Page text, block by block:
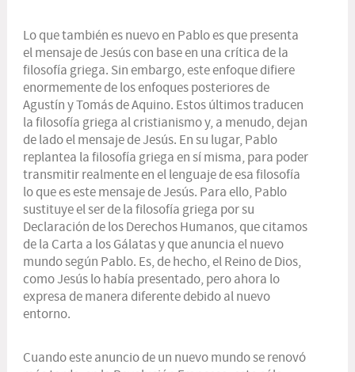
Lo que también es nuevo en Pablo es que presenta
el mensaje de Jesús con base en una crítica de la
filosofía griega. Sin embargo, este enfoque difiere
enormemente de los enfoques posteriores de
Agustín y Tomás de Aquino. Estos últimos traducen
la filosofía griega al cristianismo y, a menudo, dejan
de lado el mensaje de Jesús. En su lugar, Pablo
replantea la filosofía griega en sí misma, para poder
transmitir realmente en el lenguaje de esa filosofía
lo que es este mensaje de Jesús. Para ello, Pablo
sustituye el ser de la filosofía griega por su
Declaración de los Derechos Humanos, que citamos
de la Carta a los Gálatas y que anuncia el nuevo
mundo según Pablo. Es, de hecho, el Reino de Dios,
como Jesús lo había presentado, pero ahora lo
expresa de manera diferente debido al nuevo
entorno.
Cuando este anuncio de un nuevo mundo se renovó